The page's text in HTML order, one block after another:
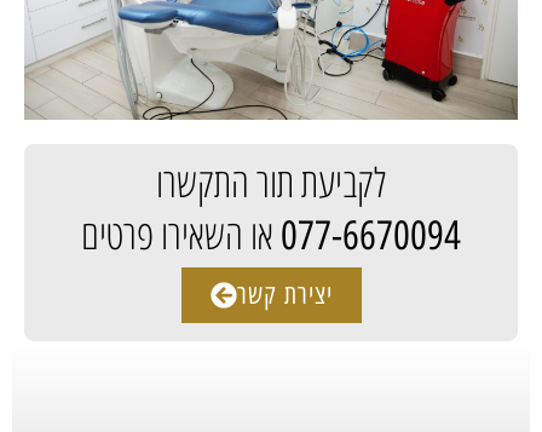
לקביעת תור התקשרו
077-6670094 או השאירו פרטים
יצירת קשר